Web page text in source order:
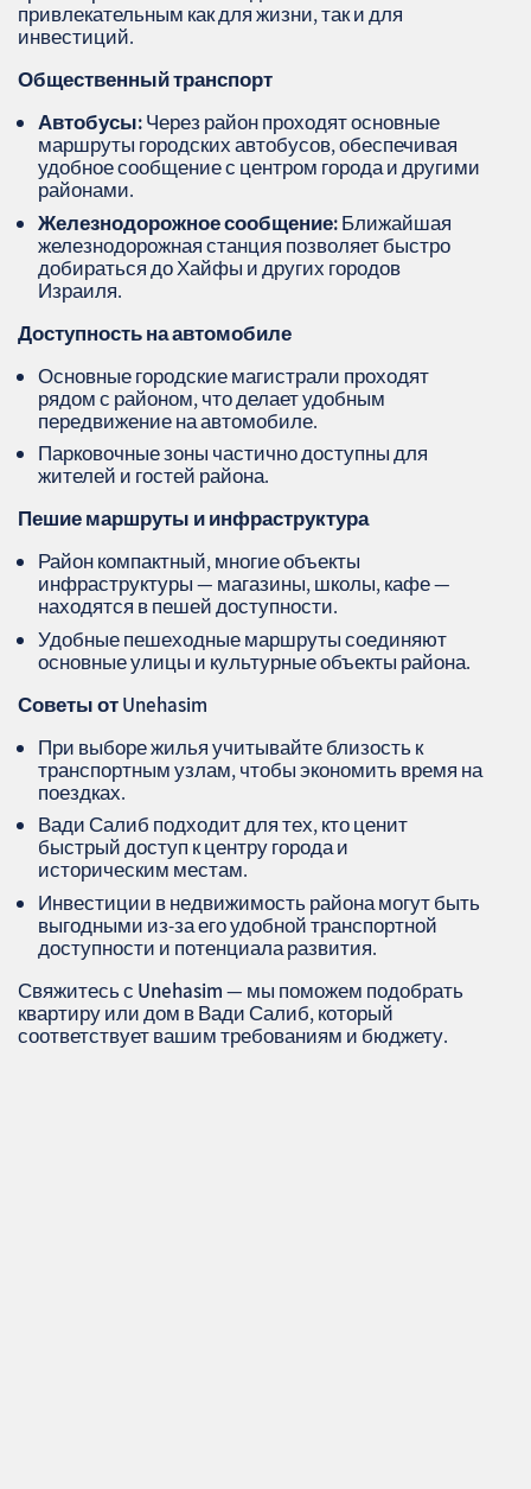
привлекательным как для жизни, так и для
инвестиций.
Общественный транспорт
Автобусы:Через район проходят основные
маршруты городских автобусов, обеспечивая
удобное сообщение с центром города и другими
районами.
Железнодорожное сообщение:Ближайшая
железнодорожная станция позволяет быстро
добираться до Хайфы и других городов
Израиля.
Доступность на автомобиле
Основные городские магистрали проходят
рядом с районом, что делает удобным
передвижение на автомобиле.
Парковочные зоны частично доступны для
жителей и гостей района.
Пешие маршруты и инфраструктура
Район компактный, многие объекты
инфраструктуры — магазины, школы, кафе —
находятся в пешей доступности.
Удобные пешеходные маршруты соединяют
основные улицы и культурные объекты района.
Советы от Unehasim
При выборе жилья учитывайте близость к
транспортным узлам, чтобы экономить время на
поездках.
Вади Салиб подходит для тех, кто ценит
быстрый доступ к центру города и
историческим местам.
Инвестиции в недвижимость района могут быть
выгодными из-за его удобной транспортной
доступности и потенциала развития.
Свяжитесь с Unehasim— мы поможем подобрать
квартиру или дом в Вади Салиб, который
соответствует вашим требованиям и бюджету.